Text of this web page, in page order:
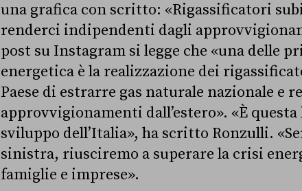
una grafica con scritto: «Rigassificatori
renderci indipendenti dagli
post su Instagram si legge che «una delle
energetica è la realizzazione dei
Paese di estrarre gas naturale nazionale e
approvvigionamenti dall’estero». «È
sviluppo dell’Italia», ha scritto Ronzulli.
sinistra, riusciremo a superare la crisi
famiglie e imprese».